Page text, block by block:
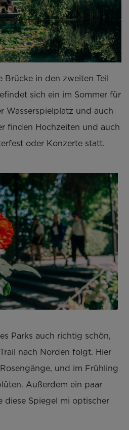
Brücke in den zweiten Teil
sich ein im Sommer für
Wasserspielplatz und auch
finden Hochzeiten und auch
oder Konzerte statt.
Parks auch richtig schön,
nach Norden folgt. Hier
und im Frühling
Außerdem ein paar
diese Spiegel mi optischer